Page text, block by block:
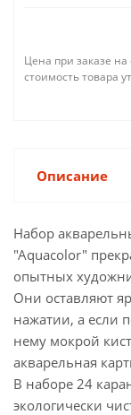
Цена при заказе
стоимость товара
Описание
Набор
"Aquacolor"
опытных
Они оставляют
нажатии, а если
нему мокрой
акварельная
В наборе 24
экологически